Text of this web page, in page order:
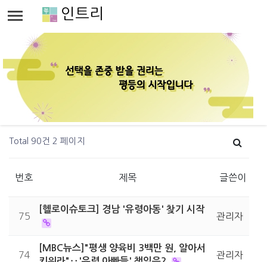
인트리
Total 90건 2 페이지
번호 제목 글쓴이
75
[헬로이슈토크] 경남 '유령아동' 찾기 시작
관리자
74
[MBC뉴스]"평생 양육비 3백만 원, 알아서
관리자